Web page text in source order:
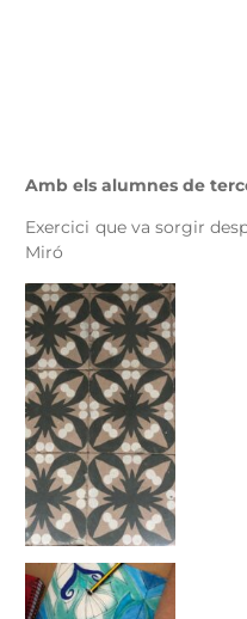
Amb els alumnes de
Exercici que va sorgir
Miró